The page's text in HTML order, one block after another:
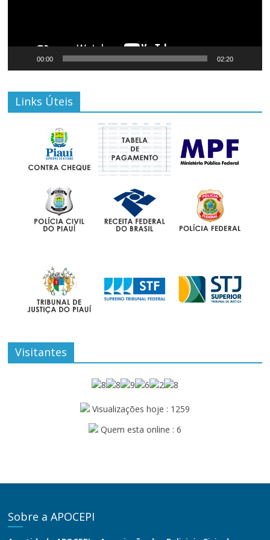
00:00 02:20
Links Úteis
Visitantes
Visualizações hoje : 1259
Quem esta online : 6
Sobre a APOCEPI